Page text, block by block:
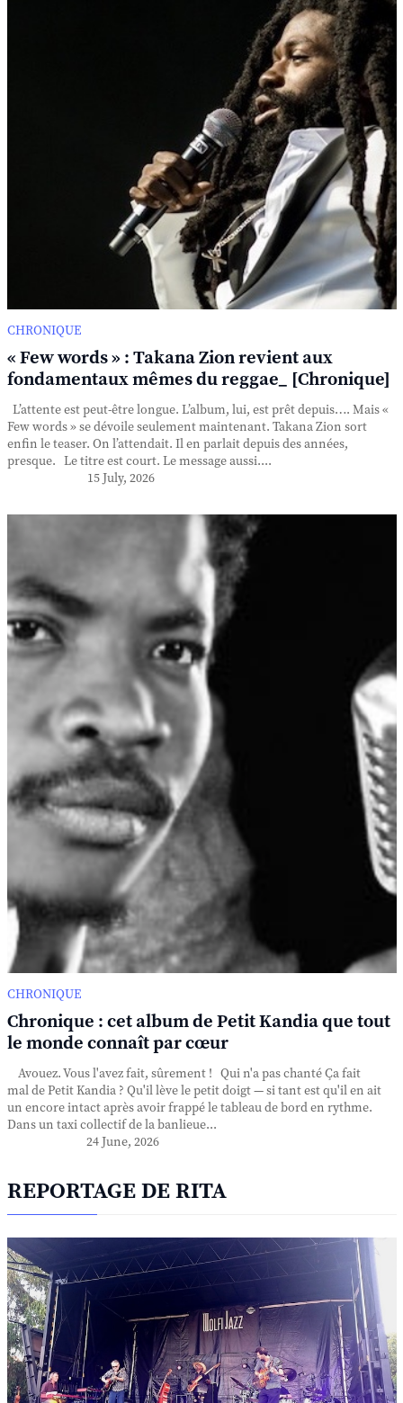
CHRONIQUE
« Few words » : Takana Zion revient aux
fondamentaux mêmes du reggae_ [Chronique]
L’attente est peut-être longue. L’album, lui, est prêt depuis…. Mais «
Few words » se dévoile seulement maintenant. Takana Zion sort
enfin le teaser. On l’attendait. Il en parlait depuis des années,
presque. Le titre est court. Le message aussi....
15 July, 2026
CHRONIQUE
Chronique : cet album de Petit Kandia que tout
le monde connaît par cœur
Avouez. Vous l'avez fait, sûrement ! Qui n'a pas chanté Ça fait
mal de Petit Kandia ? Qu'il lève le petit doigt — si tant est qu'il en ait
un encore intact après avoir frappé le tableau de bord en rythme.
Dans un taxi collectif de la banlieue...
24 June, 2026
REPORTAGE DE RITA